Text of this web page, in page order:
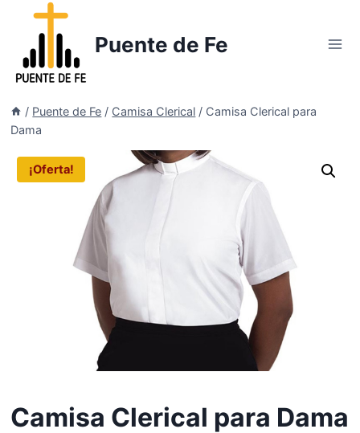
Saltar
contenido
Puente de Fe
/ Puente de Fe / Camisa Clerical / Camisa Clerical para
Dama
¡Oferta!
Camisa Clerical para Dama